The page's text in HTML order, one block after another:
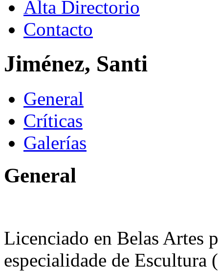
Alta Directorio
Contacto
Jiménez, Santi
General
Críticas
Galerías
General
Licenciado en Belas Artes
especialidade de Escultura